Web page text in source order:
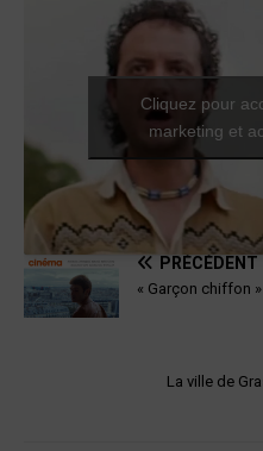
Cliquez pour
marketing et
PRÉCÉDENT
« Garçon chiffon
La ville de